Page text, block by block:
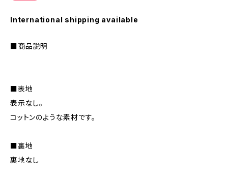
International shipping available
■商品説明
■表地
表示なし。
コットンのような素材です。
■裏地
裏地なし